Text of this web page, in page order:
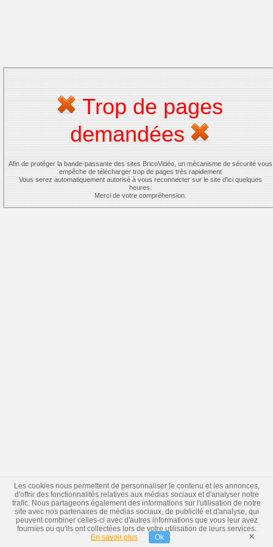
Trop de pages
demandées
Afin de protéger la bande-passante des sites BricoVidéo, un mécanisme de sécurité vous
empêche de télécharger trop de pages très rapidement
Vous serez automatiquement autorisé à vous reconnecter sur le site d'ici quelques
heures.
Merci de votre compréhension.
Les cookies nous permettent de personnaliser le contenu et les annonces,
d'offrir des fonctionnalités relatives aux médias sociaux et d'analyser notre
trafic. Nous partageons également des informations sur l'utilisation de notre
site avec nos partenaires de médias sociaux, de publicité et d'analyse, qui
peuvent combiner celles-ci avec d'autres informations que vous leur avez
fournies ou qu'ils ont collectées lors de votre utilisation de leurs services.
En savoir plus
Ok ×